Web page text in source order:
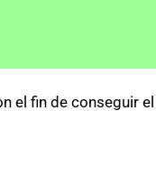
el fin de conseguir el